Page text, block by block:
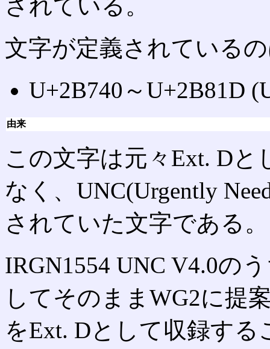
されている。
文字が定義されている
U+2B740～U+2B81D
由来
この文字は元々Ext. D
なく、UNC(Urgently
されていた文字である。
IRGN1554 UNC V4.0の
してそのままWG2に提
をExt. Dとして収録す